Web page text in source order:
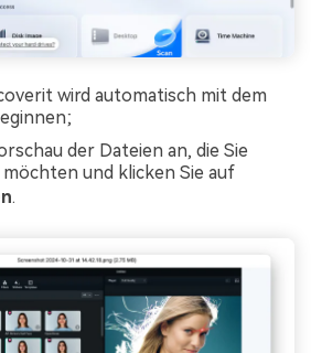
wird automatisch mit dem
der Dateien an, die Sie
und klicken Sie auf
.